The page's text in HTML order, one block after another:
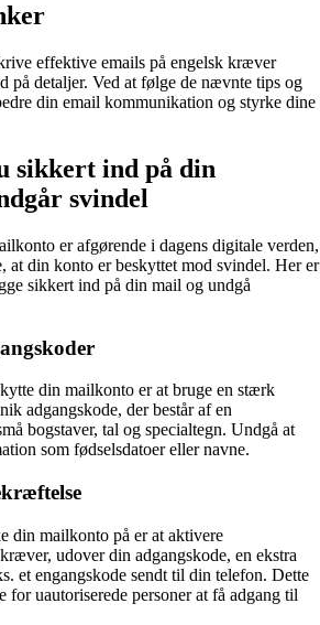
effektive emails på engelsk kræver
på detaljer. Ved at følge de nævnte tips og
din email kommunikation og styrke dine
sikkert ind på din
svindel
er afgørende i dagens digitale verden,
at din konto er beskyttet mod svindel. Her er
sikkert ind på din mail og undgå
din mailkonto er at bruge en stærk
adgangskode, der består af en
bogstaver, tal og specialtegn. Undgå at
som fødselsdatoer eller navne.
din mailkonto på er at aktivere
udover din adgangskode, en ekstra
et engangskode sendt til din telefon. Dette
for uautoriserede personer at få adgang til